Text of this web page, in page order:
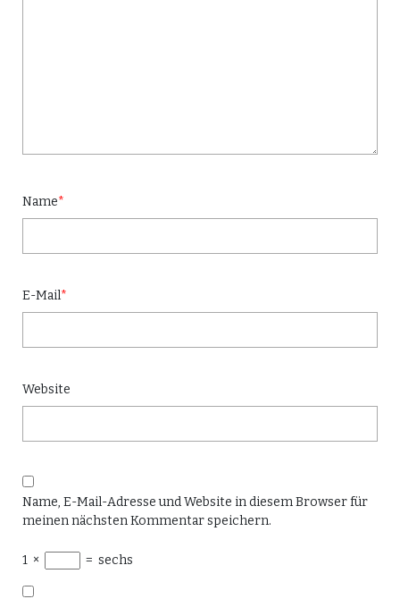
Name*
E-Mail*
Website
Name, E-Mail-Adresse und Website in diesem Browser für
meinen nächsten Kommentar speichern.
1 × = sechs